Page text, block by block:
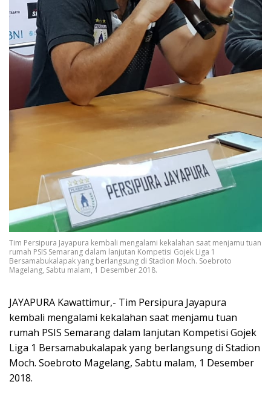
Tim Persipura Jayapura kembali mengalami kekalahan saat menjamu tuan
rumah PSIS Semarang dalam lanjutan Kompetisi Gojek Liga 1
Bersamabukalapak yang berlangsung di Stadion Moch. Soebroto
Magelang, Sabtu malam, 1 Desember 2018.
JAYAPURA Kawattimur,- Tim Persipura Jayapura
kembali mengalami kekalahan saat menjamu tuan
rumah PSIS Semarang dalam lanjutan Kompetisi Gojek
Liga 1 Bersamabukalapak yang berlangsung di Stadion
Moch. Soebroto Magelang, Sabtu malam, 1 Desember
2018.